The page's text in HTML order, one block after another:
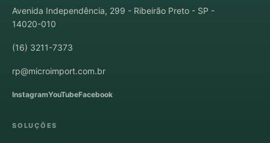
Avenida Independência, 299 - Ribeirão Preto - SP -
14020-010
(16) 3211-7373
rp@microimport.com.br
InstagramYouTubeFacebook
SOLUÇÕES